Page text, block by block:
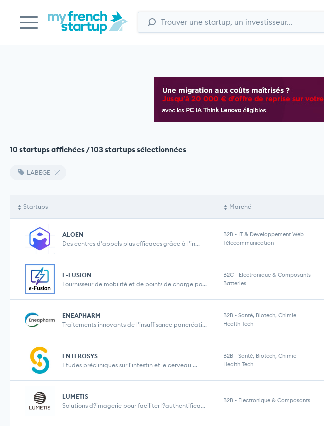
10 startups affichées / 103 startups sélectionnées
LABEGE
Startups Marché
ALOEN
Des centres d'appels plus efficaces grâce à l'in...
B2B - IT & Developpement Web
Télecommunication
E-FUSION
Fournisseur de mobilité et de points de charge po...
B2C - Electronique & Composants
Batteries
ENEAPHARM
Traitements innovants de l'insuffisance pancréati...
B2B - Santé, Biotech, Chimie
Health Tech
ENTEROSYS
Etudes précliniques sur l'intestin et le cerveau ...
B2B - Santé, Biotech, Chimie
Health Tech
LUMETIS
Solutions d?imagerie pour faciliter l?authentifica...
B2B - Electronique & Composants